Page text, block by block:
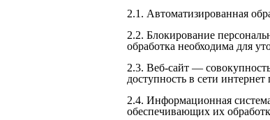
2.1. Автоматизированная
2.2. Блокирование
обработка необходима для
2.3. Веб-сайт —
доступность в сети
2.4. Информационная
обеспечивающих их